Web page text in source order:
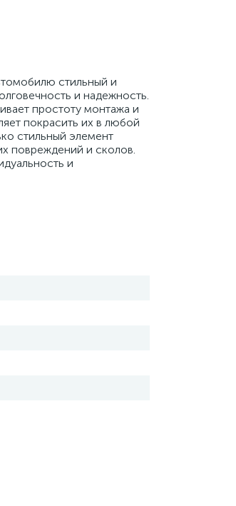
стильный и
и надежность.
простоту монтажа и
покрасить их в любой
стильный элемент
повреждений и сколов.
и